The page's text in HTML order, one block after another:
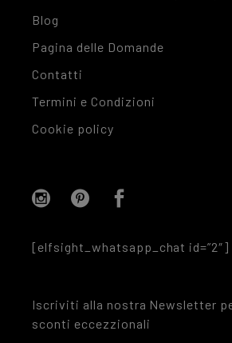
Blog
Pagina delle Domande
Contatti
Termini e Condizioni
Cookie policy
[elfsight_whatsapp_chat id=”2″]
Iscriviti alla nostra Newsletter
sconti eccezzionali